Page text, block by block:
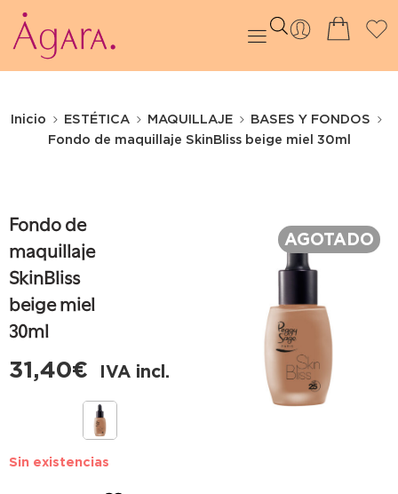
Inicio ESTÉTICA MAQUILLAJE
BASES Y FONDOS
Fondo de maquillaje SkinBliss beige miel 30ml
Fondo de
maquillaje
SkinBliss
beige miel
30ml
31,40€ IVA incl.
AGOTADO
Sin existencias